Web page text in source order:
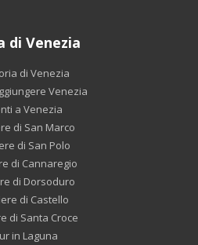
di Venezia
di Venezia
Venezia
a Venezia
di San Marco
di San Polo
di Cannaregio
di Dorsoduro
di Castello
di Santa Croce
in Laguna